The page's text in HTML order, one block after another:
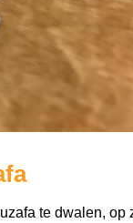
te dwalen, op